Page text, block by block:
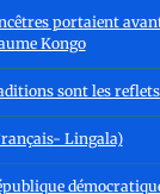
portaient
Kongo
sont les
Lingala)